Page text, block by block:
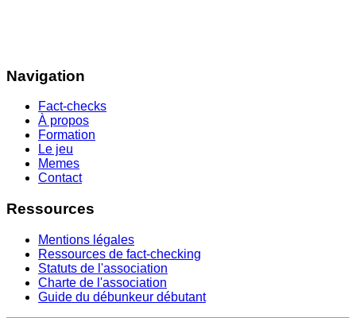
Navigation
Fact-checks
À propos
Formation
Le jeu
Memes
Contact
Ressources
Mentions légales
Ressources de fact-checking
Statuts de l'association
Charte de l'association
Guide du débunkeur débutant